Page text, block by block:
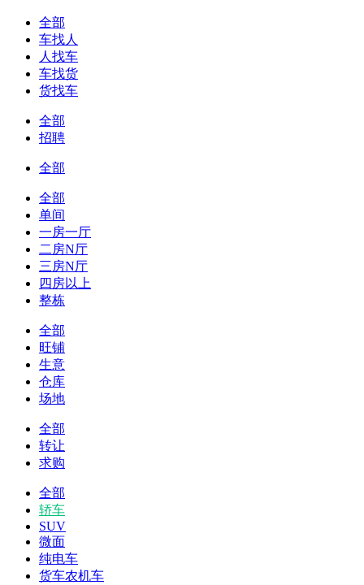
全部
车找人
人找车
车找货
货找车
全部
招聘
全部
全部
单间
一房一厅
二房N厅
三房N厅
四房以上
整栋
全部
旺铺
生意
仓库
场地
全部
转让
求购
全部
轿车
SUV
微面
纯电车
货车农机车